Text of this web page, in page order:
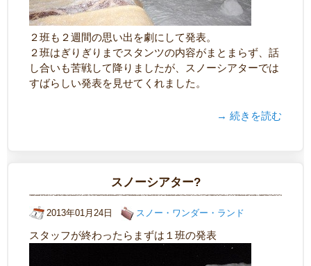
２班も２週間の思い出を劇にして発表。
２班はぎりぎりまでスタンツの内容がまとまらず、話
し合いも苦戦して降りましたが、スノーシアターでは
すばらしい発表を見せてくれました。
→ 続きを読む
スノーシアター?
2013年01月24日 スノー・ワンダー・ランド
スタッフが終わったらまずは１班の発表